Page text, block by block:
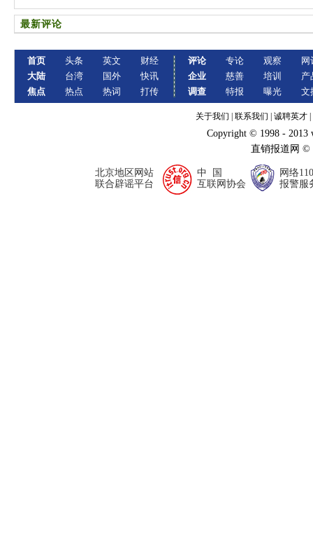
最新评论
首页
大陆
焦点
头条
台湾
热点
英文
国外
热词
财经
快讯
打传
评论
企业
调查
专论
慈善
特报
观察
培训
曝光
网
产
文
关于我们 联系我们 诚聘英才
Copyright © 1998 - 2013
直销报道网
北京地区网站
联合辟谣平台
中 国
互联网协会
网络110
报警服